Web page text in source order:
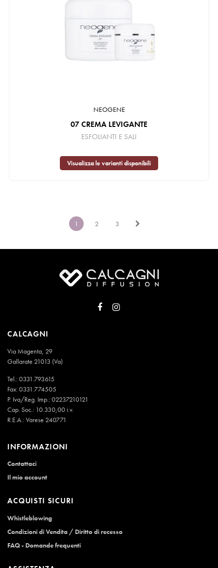
NEOGENE
07 CREMA LEVIGANTE
ESFOLIANTI E SALI
Visualizza le varianti disponibili
1 2 3
CALCAGNI
Via Magenta, 29
Gallarate 21013 (Va)
Tel.:0331.793615
Fax: 0331.774505
P. Iva/Reg. Imp.: 02237210121
Cap. Soc.: 10.330,00 i.v.
R.E.A.: Varese 240771
INFORMAZIONI
Contattaci
Il mio account
ACQUISTI SICURI
Whistleblowing
Condizioni di Vendita / Diritto di recesso
FAQ - Domande frequenti